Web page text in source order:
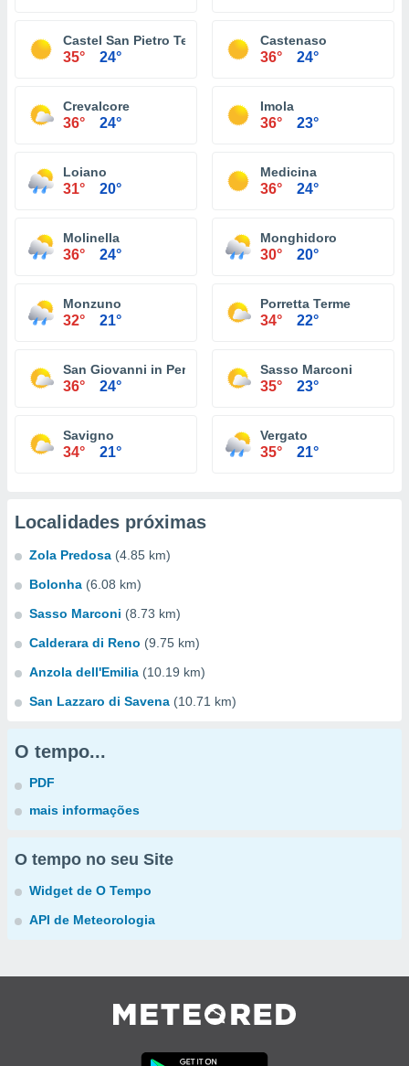
Castel San Pietro Terme
35° 24°
Castenaso
36° 24°
Crevalcore
36° 24°
Imola
36° 23°
Loiano
31° 20°
Medicina
36° 24°
Molinella
36° 24°
Monghidoro
30° 20°
Monzuno
32° 21°
Porretta Terme
34° 22°
San Giovanni in Persiceto
36° 24°
Sasso Marconi
35° 23°
Savigno
34° 21°
Vergato
35° 21°
Localidades próximas
Zola Predosa (4.85 km)
Bolonha (6.08 km)
Sasso Marconi (8.73 km)
Calderara di Reno (9.75 km)
Anzola dell'Emilia (10.19 km)
San Lazzaro di Savena (10.71 km)
O tempo...
PDF
mais informações
O tempo no seu Site
Widget de O Tempo
API de Meteorologia